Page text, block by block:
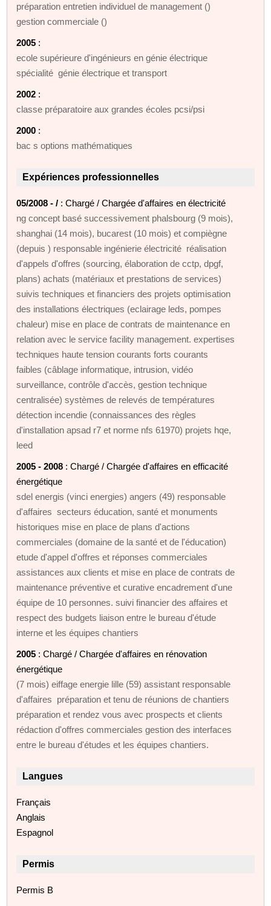
préparation entretien individuel de management ()
gestion commerciale ()
2005 :
ecole supérieure d'ingénieurs en génie électrique
spécialité génie électrique et transport
2002 :
classe préparatoire aux grandes écoles pcsi/psi
2000 :
bac s options mathématiques
Expériences professionnelles
05/2008 - / : Chargé / Chargée d'affaires en électricité
ng concept basé successivement phalsbourg (9 mois),
shanghai (14 mois), bucarest (10 mois) et compiègne
(depuis ) responsable ingénierie électricité réalisation
d'appels d'offres (sourcing, élaboration de cctp, dpgf,
plans) achats (matériaux et prestations de services)
suivis techniques et financiers des projets optimisation
des installations électriques (eclairage leds, pompes
chaleur) mise en place de contrats de maintenance en
relation avec le service facility management. expertises
techniques haute tension courants forts courants
faibles (câblage informatique, intrusion, vidéo
surveillance, contrôle d'accès, gestion technique
centralisée) systèmes de relevés de températures
détection incendie (connaissances des règles
d'installation apsad r7 et norme nfs 61970) projets hqe,
leed
2005 - 2008 : Chargé / Chargée d'affaires en efficacité
énergétique
sdel energis (vinci energies) angers (49) responsable
d'affaires secteurs éducation, santé et monuments
historiques mise en place de plans d'actions
commerciales (domaine de la santé et de l'éducation)
etude d'appel d'offres et réponses commerciales
assistances aux clients et mise en place de contrats de
maintenance préventive et curative encadrement d'une
équipe de 10 personnes. suivi financier des affaires et
respect des budgets liaison entre le bureau d'étude
interne et les équipes chantiers
2005 : Chargé / Chargée d'affaires en rénovation
énergétique
(7 mois) eiffage energie lille (59) assistant responsable
d'affaires préparation et tenu de réunions de chantiers
préparation et rendez vous avec prospects et clients
rédaction d'offres commerciales gestion des interfaces
entre le bureau d'études et les équipes chantiers.
Langues
Français
Anglais
Espagnol
Permis
Permis B